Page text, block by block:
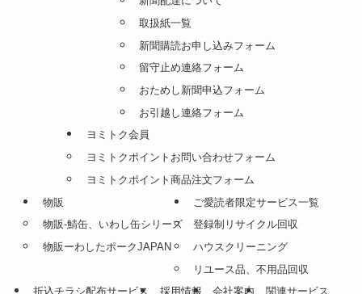
取扱紙一覧
新聞購読お申し込みフォーム
留守止め連絡フォーム
おためし新聞申込フォーム
お引越し連絡フォーム
ヨミトク会員
ヨミトクポイントお問い合わせフォーム
ヨミトクポイント商品注文フォーム
物販
物販-鯖缶、いわし缶シリーズ
物販ーわしたポークJAPAN
ご愛読者限定サービス一覧
登録制リサイクル回収
ハウスクリーニング
リユース品、不用品回収
折込チラシ配布サービス
採用情報 会社案内 関連サービス